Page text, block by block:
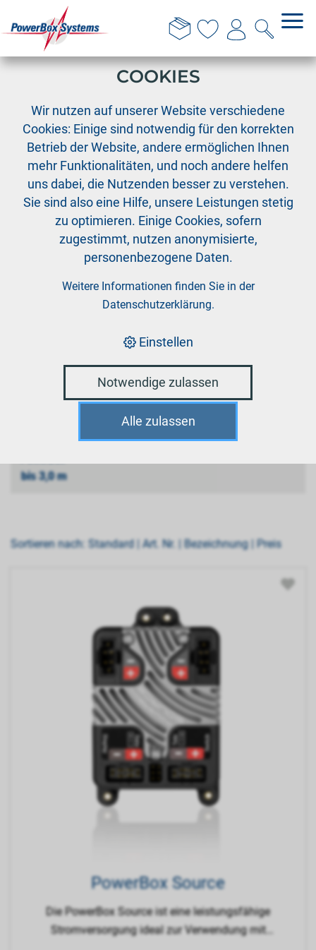
Sport- und
Scalemodell
bis 3,0 m
Sortieren nach: Standard |Art. Nr. Bezeichnung| Preis
PowerBox Source
Die PowerBox Source ist eine leistungsfähige
Stromversorgung ideal zur Verwendung mit
DIESE WEBSITE VERWENDET
COOKIES
Wir nutzen auf unserer Website verschiedene
Cookies: Einige sind notwendig für den korrekten
Betrieb der Website, andere ermöglichen Ihnen
mehr Funktionalitäten, und noch andere helfen
uns dabei, die Nutzenden besser zu verstehen.
Sie sind also eine Hilfe, unsere Leistungen stetig
zu optimieren. Einige Cookies, sofern
zugestimmt, nutzen anonymisierte,
personenbezogene Daten.
Weitere Informationen finden Sie in der
Datenschutzerklärung.
Einstellen
Notwendige zulassen
Alle zulassen